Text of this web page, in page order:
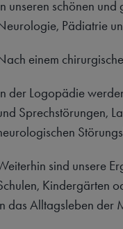
unseren schönen
Pädiatrie
einem
der Logopädie
Sprechstörungen,
sind unsere
Kindergärten
das Alltagsleben der